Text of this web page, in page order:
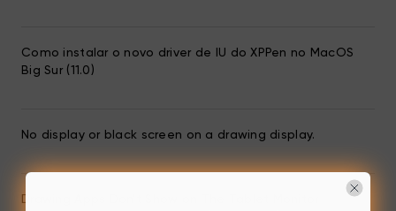
Como instalar o novo driver de IU do XPPen no MacOS
Big Sur (11.0)
No display or black screen on a drawing display.
Drawing Apps Don't Show on The Tablet Monitor